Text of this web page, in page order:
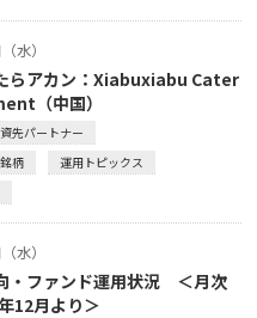
水）
らアカン：Xiabuxiabu Cater
（中国）
先パートナー
柄
運用トピックス
水）
・ファンド運用状況 ＜月次
12月より＞